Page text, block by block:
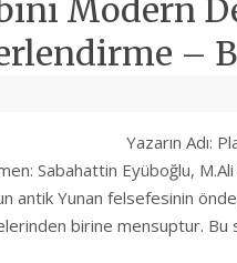
Modern
–
Adı: Platon
Sabahattin Eyüboğlu,
antik Yunan felsefesinin
birine mensuptur.